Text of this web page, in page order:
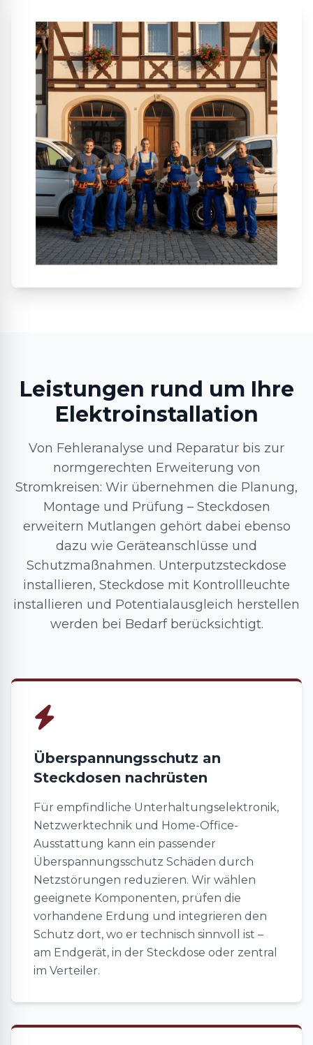
Leistungen rund um Ihre
Elektroinstallation
Von Fehleranalyse und Reparatur bis zur
normgerechten Erweiterung von
Stromkreisen: Wir übernehmen die Planung,
Montage und Prüfung – Steckdosen
erweitern Mutlangen gehört dabei ebenso
dazu wie Geräteanschlüsse und
Schutzmaßnahmen. Unterputzsteckdose
installieren, Steckdose mit Kontrollleuchte
installieren und Potentialausgleich herstellen
werden bei Bedarf berücksichtigt.
Überspannungsschutz an
Steckdosen nachrüsten
Für empfindliche Unterhaltungselektronik,
Netzwerktechnik und Home-Office-
Ausstattung kann ein passender
Überspannungsschutz Schäden durch
Netzstörungen reduzieren. Wir wählen
geeignete Komponenten, prüfen die
vorhandene Erdung und integrieren den
Schutz dort, wo er technisch sinnvoll ist –
am Endgerät, in der Steckdose oder zentral
im Verteiler.